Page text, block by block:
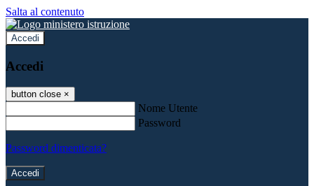
Salta al contenuto
Accedi
Accedi
button close ×
Nome Utente
Password
Password dimenticata?